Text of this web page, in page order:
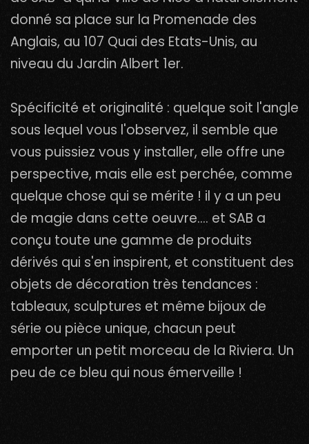
donné sa place sur la Promenade des
Anglais, au 107 Quai des Etats-Unis, au
niveau du Jardin Albert 1er.
Spécificité et originalité : quelque soit l'angle
sous lequel vous l'observez, il semble que
vous puissiez vous y installer, elle offre une
perspective, mais elle est perchée, comme
quelque chose qui se mérite ! il y a un peu
de magie dans cette oeuvre.... et SAB a
conçu toute une gamme de produits
dérivés qui s'en inspirent, et constituent des
objets de décoration très tendances :
tableaux, sculptures et même bijoux de
série ou pièce unique, chacun peut
emporter un petit morceau de la Riviera. Un
peu de ce bleu qui nous émerveille !